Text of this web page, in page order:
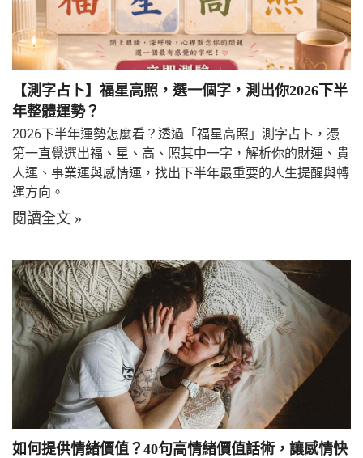
【測字占卜】福星高照，選一個字，測出你2026下半
年整體運勢？
2026下半年運勢怎麼看？透過「福星高照」測字占卜，憑
第一直覺選出福、星、高、照其中一字，解析你的財運、貴
人運、事業運與感情運，找出下半年最重要的人生提醒與轉
運方向。
閱讀全文 »
如何提供情緒價值？40句高情緒價值話術，讓感情快